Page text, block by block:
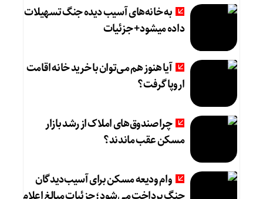
به خانه‌های آسیب دیده جنگ تسهیلات
داده میشود+ جزئیات
آیا هنوز هم می‌توان با خرید خانه اقامت
اروپا گرفت؟
چرا صندوق‌های املاک از رشد بازار
مسکن عقب ماندند؟
وام ودیعه مسکن برای آسیب‌دیدگان